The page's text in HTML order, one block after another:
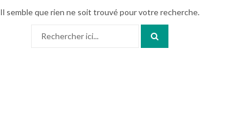
Il semble que rien ne soit trouvé pour votre recherche.